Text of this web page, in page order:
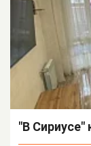
"В Сириусе"